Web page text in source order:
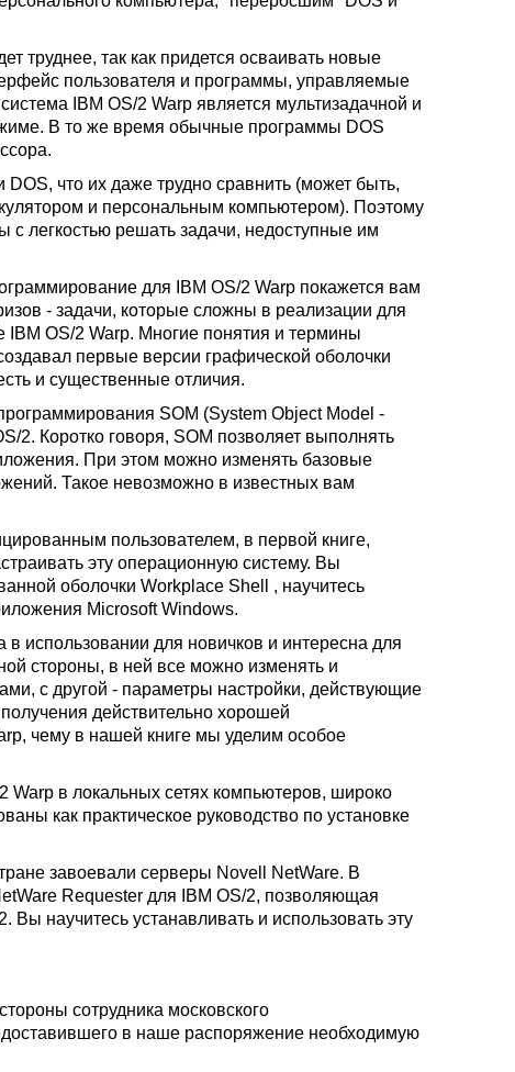
труднее, так как придется осваивать новые
пользователя и программы, управляемые
IBM OS/2 Warp является мультизадачной и
В то же время обычные программы DOS
что их даже трудно сравнить (может быть,
и персональным компьютером). Поэтому
с легкостью решать задачи, недоступные им
для IBM OS/2 Warp покажется вам
- задачи, которые сложны в реализации для
IBM OS/2 Warp. Многие понятия и термины
первые версии графической оболочки
и существенные отличия.
SOM (System Object Model -
2. Коротко говоря, SOM позволяет выполнять
При этом можно изменять базовые
Такое невозможно в известных вам
пользователем, в первой книге,
эту операционную систему. Вы
оболочки Workplace Shell , научитесь
Microsoft Windows.
использовании для новичков и интересна для
стороны, в ней все можно изменять и
с другой - параметры настройки, действующие
действительно хорошей
чему в нашей книге мы уделим особое
в локальных сетях компьютеров, широко
как практическое руководство по установке
завоевали серверы Novell NetWare. В
Requester для IBM OS/2, позволяющая
Вы научитесь устанавливать и использовать эту
сотрудника московского
в наше распоряжение необходимую